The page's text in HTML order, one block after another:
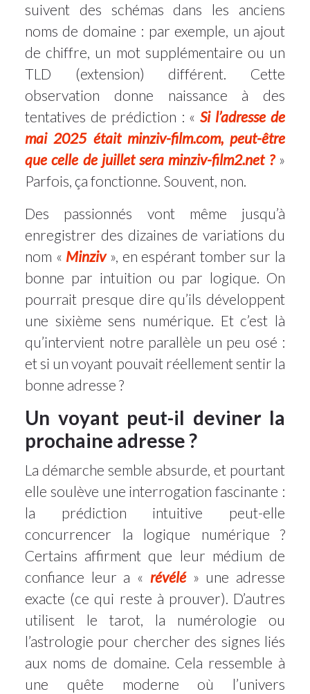
suivent des schémas dans les anciens
noms de domaine : par exemple, un ajout
de chiffre, un mot supplémentaire ou un
TLD (extension) différent. Cette
observation donne naissance à des
tentatives de prédiction : «Si l’adresse de
mai 2025 était minziv-film.com, peut-être
que celle de juillet sera minziv-film2.net ?»
Parfois, ça fonctionne. Souvent, non.
Des passionnés vont même jusqu’à
enregistrer des dizaines de variations du
nom « Minziv», en espérant tomber sur la
bonne par intuition ou par logique. On
pourrait presque dire qu’ils développent
une sixième sens numérique. Et c’est là
qu’intervient notre parallèle un peu osé :
et si un voyant pouvait réellement sentir la
bonne adresse ?
Un voyant peut-il deviner la
prochaine adresse ?
La démarche semble absurde, et pourtant
elle soulève une interrogation fascinante :
la prédiction intuitive peut-elle
concurrencer la logique numérique ?
Certains affirment que leur médium de
confiance leur a « révélé» une adresse
exacte (ce qui reste à prouver). D’autres
utilisent le tarot, la numérologie ou
l’astrologie pour chercher des signes liés
aux noms de domaine. Cela ressemble à
une quête moderne où l’univers